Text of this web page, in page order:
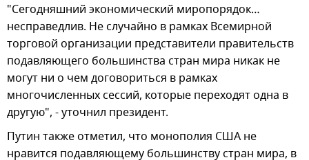
"Сегодняшний экономический миропорядок…
несправедлив. Не случайно в рамках Всемирной
торговой организации представители правительств
подавляющего большинства стран мира никак не
могут ни о чем договориться в рамках
многочисленных сессий, которые переходят одна в
другую", - уточнил президент.
Путин также отметил, что монополия США не
нравится подавляющему большинству стран мира, в